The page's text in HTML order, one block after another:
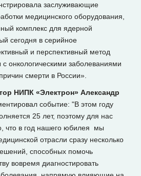
заслуживающие
медицинского оборудования,
комплекс для ядерной
сегодня в серийное
и перспективный метод
с онкологическими заболеваниями
смерти в России».
НИПК «Электрон» Александр
событие: "В этом году
25 лет, поэтому для нас
что в год нашего юбилея мы
отрасли сразу несколько
способных помочь
вовремя диагностировать